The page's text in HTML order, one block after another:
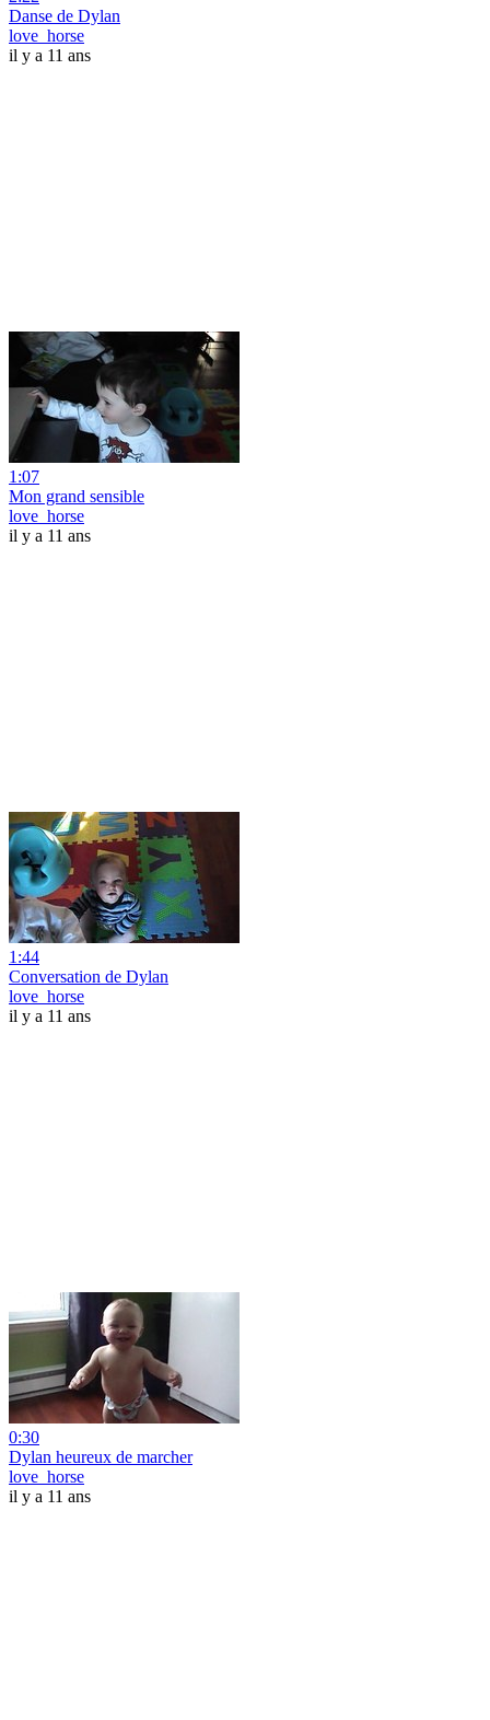
Danse de Dylan
love_horse
il y a 11 ans
1:07
Mon grand sensible
love_horse
il y a 11 ans
1:44
Conversation de Dylan
love_horse
il y a 11 ans
0:30
Dylan heureux de marcher
love_horse
il y a 11 ans